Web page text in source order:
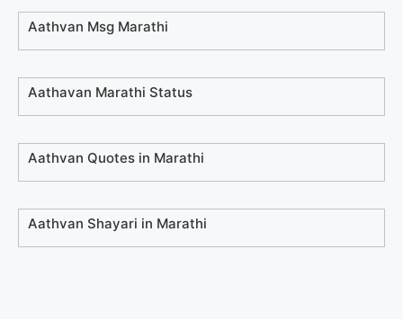
Aathvan Msg Marathi
Aathavan Marathi Status
Aathvan Quotes in Marathi
Aathvan Shayari in Marathi